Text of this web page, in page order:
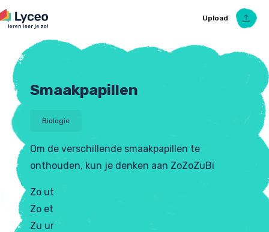
Upload
Upload Ezelsbruggetje
Smaakpapillen
Biologie
Om de verschillende smaakpapillen te
onthouden, kun je denken aan ZoZoZuBi
Zo ut
Zo et
Zu ur